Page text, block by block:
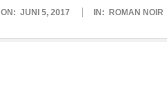
ON: JUNI 5, 2017 IN: ROMAN NOIR